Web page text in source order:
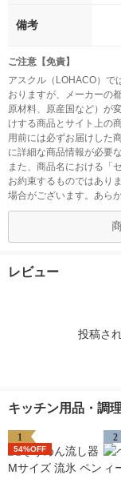
備考
ご注意【免責】
アスクル（LOHACO）で
おりますが、メーカーの
原材料、原産国など）が
けする商品とサイト上の
用前には必ずお届けした
に詳細な商品情報が必要
また、商品名における「
お約束するものではあり
場合がございます。あら
レビュー
投稿さ
キッチン用品・調
1
54%OFF
2